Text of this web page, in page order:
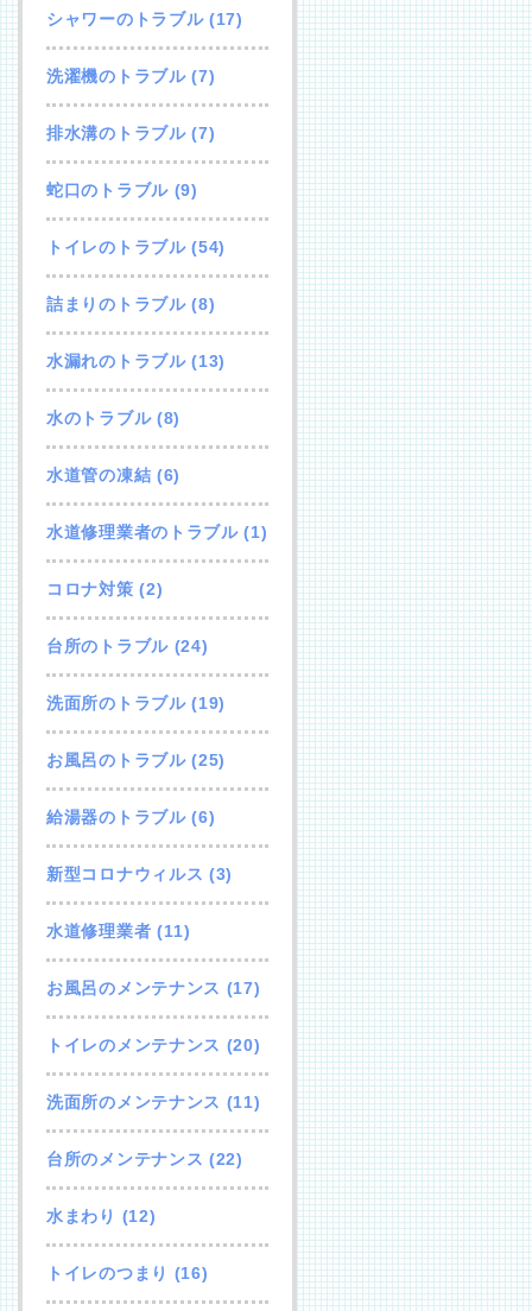
シャワーのトラブル(17)
洗濯機のトラブル(7)
排水溝のトラブル(7)
蛇口のトラブル(9)
トイレのトラブル(54)
詰まりのトラブル(8)
水漏れのトラブル(13)
水のトラブル(8)
水道管の凍結 (6)
水道修理業者のトラブル(1)
コロナ対策 (2)
台所のトラブル(24)
洗面所のトラブル(19)
お風呂のトラブル(25)
給湯器のトラブル(6)
新型コロナウィルス (3)
水道修理業者 (11)
お風呂のメンテナンス (17)
トイレのメンテナンス (20)
洗面所のメンテナンス (11)
台所のメンテナンス (22)
水まわり (12)
トイレのつまり (16)